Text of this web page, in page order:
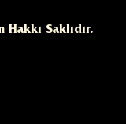
Hakkı Saklıdır.